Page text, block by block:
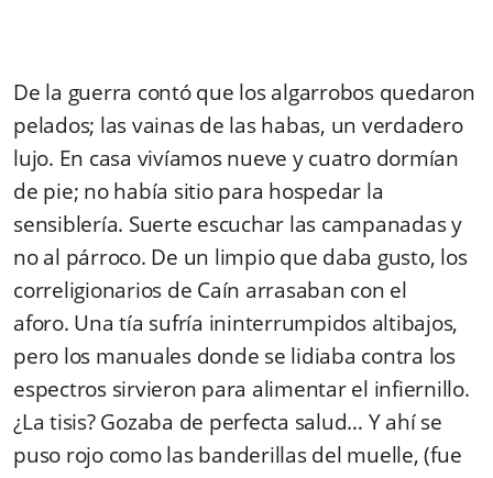
De la guerra contó que los algarrobos quedaron
pelados; las vainas de las habas, un verdadero
lujo. En casa vivíamos nueve y cuatro dormían
de pie; no había sitio para hospedar la
sensiblería. Suerte escuchar las campanadas y
no al párroco. De un limpio que daba gusto, los
correligionarios de Caín arrasaban con el
aforo. Una tía sufría ininterrumpidos altibajos,
pero los manuales donde se lidiaba contra los
espectros sirvieron para alimentar el infiernillo.
¿La tisis? Gozaba de perfecta salud… Y ahí se
puso rojo como las banderillas del muelle, (fue